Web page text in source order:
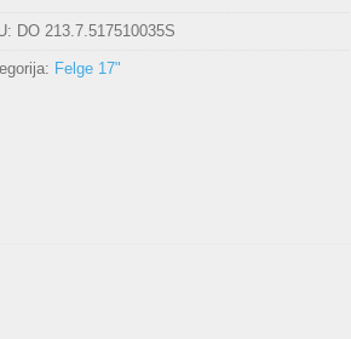
DO 213.7.517510035S
Felge 17"